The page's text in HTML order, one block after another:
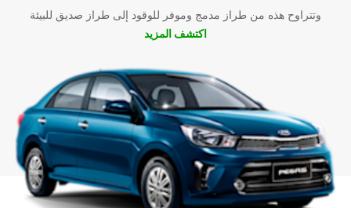
وتتراوح هذه من طراز مدمج وموفر للوقود إلى طراز صديق للبيئة
اكتشف المزيد